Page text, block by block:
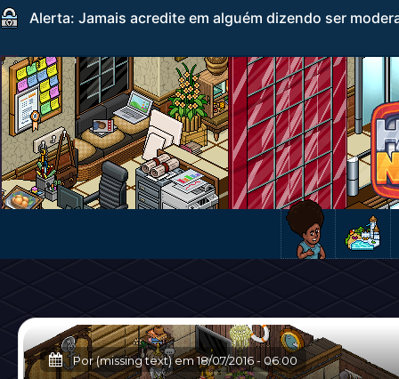
Alerta: Jamais acredite em alguém dizendo ser
Por (missing text) em18/07/2016-06:00